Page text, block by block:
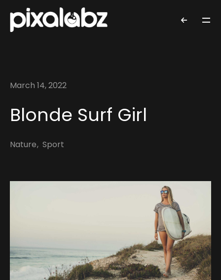
March 14, 2022
Blonde Surf Girl
Nature Sport